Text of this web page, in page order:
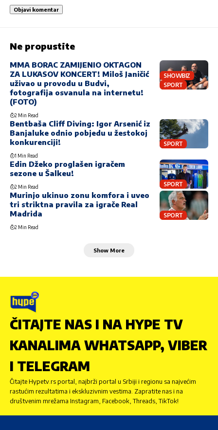
Ne propustite
SHOWBIZ
SPORT
MMA BORAC ZAMIJENIO OKTAGON
ZA LUKASOV KONCERT! Miloš Janičić
uživao u provodu u Budvi,
fotografija osvanula na internetu!
(FOTO)
2 Min Read
SPORT
Bentbaša Cliff Diving: Igor Arsenić iz
Banjaluke odnio pobjedu u žestokoj
konkurenciji!
1 Min Read
SPORT
Edin Džeko proglašen igračem
sezone u Šalkeu!
2 Min Read
SPORT
Murinjo ukinuo zonu komfora i uveo
tri striktna pravila za igrače Real
Madrida
2 Min Read
Show More
ČITAJTE NAS I NA HYPE TV
KANALIMA WHATSAPP, VIBER
I TELEGRAM
Čitajte Hypetv.rs portal, najbrži portal u Srbiji i regionu sa najvećim
rastućim rezultatima i ekskluzivnim vestima. Zapratite nas i na
društvenim mrežama Instagram, Facebook, Threads, TikTok!